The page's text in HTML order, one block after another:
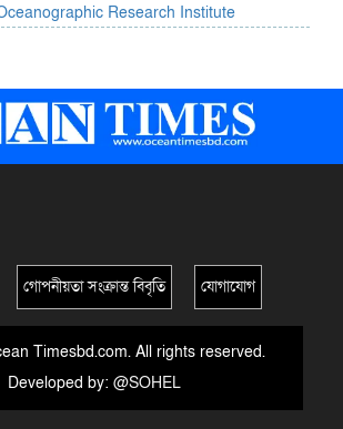
Research Institute
গোপনীয়তা সংক্রান্ত বিবৃতি যোগাযোগ
Timesbd.com. All rights reserved.
Developed by: @SOHEL